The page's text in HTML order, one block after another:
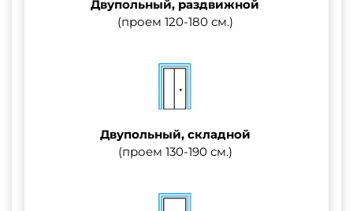
Двупольный, раздвижной
(проем 120-180 см.)
Двупольный, складной
(проем 130-190 см.)